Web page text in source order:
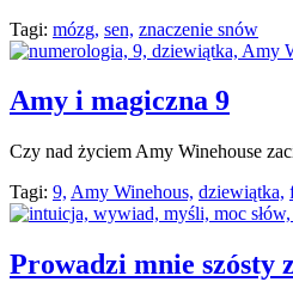
Tagi: mózg, sen, znaczenie snów
Amy i magiczna 9
Czy nad życiem Amy Winehouse
Tagi: 9, Amy Winehous, dziewiątka,
Prowadzi mnie szósty